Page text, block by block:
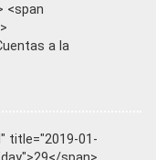
<span
a la
title="2019-01-